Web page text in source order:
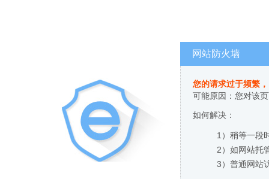
网站防火墙
您的请求过于频繁
可能原因：您对该
如何解决：
1）稍等一段
2）如网站托
3）普通网站